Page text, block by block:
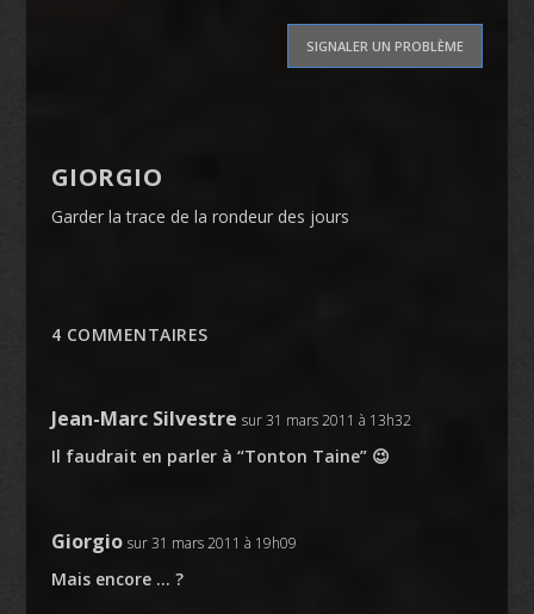
SIGNALER UN PROBLÈME
GIORGIO
Garder la trace de la rondeur des jours
4 COMMENTAIRES
Jean-Marc Silvestre sur 31 mars 2011 à 13h32
Il faudrait en parler à “Tonton Taine” 😉
Giorgio sur 31 mars 2011 à 19h09
Mais encore … ?